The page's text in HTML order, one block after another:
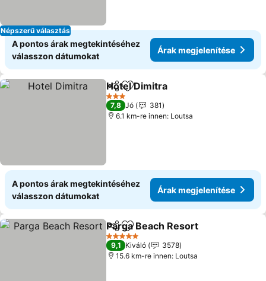
Népszerű választás
A pontos árak megtekintéséhez
válasszon dátumokat
Árak megjelenítése
Megosztás
Hozzáadás a kedvencekhez
Hotel Dimitra
3 Kategória
7,8 Jó
381
6.1 km-re innen: Loutsa
A pontos árak megtekintéséhez
válasszon dátumokat
Árak megjelenítése
Megosztás
Hozzáadás a kedvencekhez
Parga Beach Resort
5 Kategória
9,1 Kiváló
3578
15.6 km-re innen: Loutsa